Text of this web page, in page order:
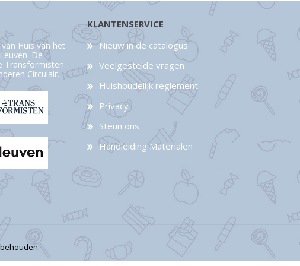
Huis van het
De
Transformisten
Circulair.
KLANTENSERVICE
Nieuw in de catalogus
Veelgestelde vragen
Huishoudelijk reglement
Privacy
Steun ons
Handleiding Materialen